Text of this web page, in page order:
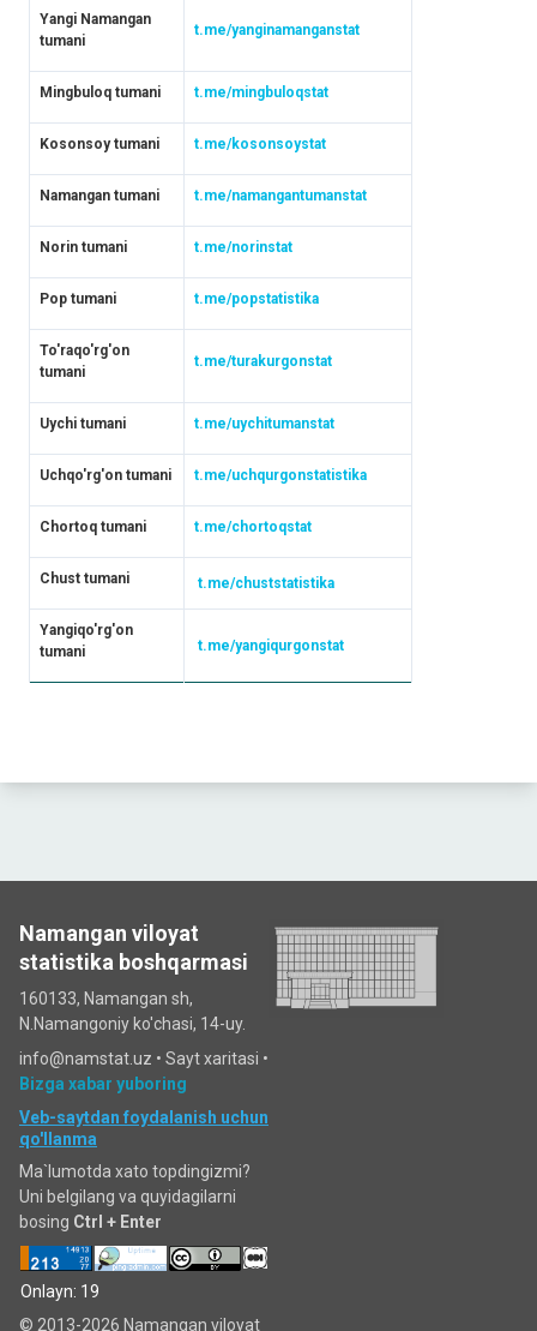
Yangi Namangan
tumani
t.me/yanginamanganstat
Mingbuloq tumani t.me/mingbuloqstat
Kosonsoy tumani t.me/kosonsoystat
Namangan tumani t.me/namangantumanstat
Norin tumani t.me/norinstat
Pop tumani t.me/popstatistika
To'raqo'rg'on
tumani
t.me/turakurgonstat
Uychi tumani t.me/uychitumanstat
Uchqo'rg'on tumani t.me/uchqurgonstatistika
Chortoq tumani t.me/chortoqstat
Chust tumani t.me/chuststatistika
Yangiqo'rg'on
tumani
t.me/yangiqurgonstat
Namangan viloyat
statistika boshqarmasi
160133, Namangan sh,
N.Namangoniy ko'chasi, 14-uy.
info@namstat.uz • Sayt xaritasi •
Bizga xabar yuboring
Veb-saytdan foydalanish uchun
qo'llanma
Ma`lumotda xato topdingizmi?
Uni belgilang va quyidagilarni
bosing Ctrl + Enter
Onlayn: 19
© 2013-2026 Namangan viloyat